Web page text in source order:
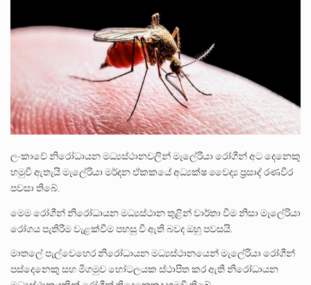
ලංකාවේ නිරෝධායන මධ්‍යස්ථානවලින් මැලේරියා රෝගීන් අට දෙනෙකු
හමුවී ඇතැයි මැලේරියා මර්දන ඒකකයේ අධ්‍යක්ෂ වෛද්‍ය ප්‍රසාද් රණවීර
පවසා තිබේ.
මෙම රෝගීන් නිරෝධායන මධ්‍යස්ථාන තුළින් වාර්තා වීම නිසා මැලේරියා
රෝගය පැතිරීම වැළක්වීම පහසු වී ඇති බවද ඔහු පවසයි.
මාතලේ පැල්වෙහෙර නිරෝධායන මධ්‍යස්ථානයෙන් මැලේරියා රෝගීන්
පස්දෙනෙකු සහ මීගමුව හෝටලයක ස්ථාපිත කර ඇති නිරෝධායන